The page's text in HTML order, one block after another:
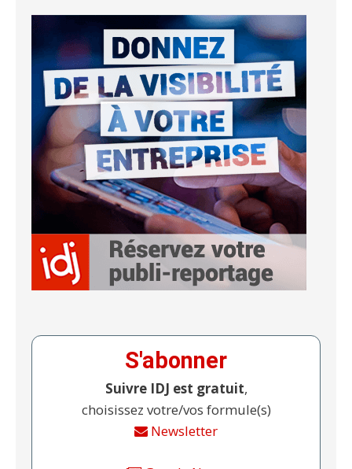
S'abonner
Suivre IDJ est gratuit,
choisissez votre/vos formule(s)
Newsletter